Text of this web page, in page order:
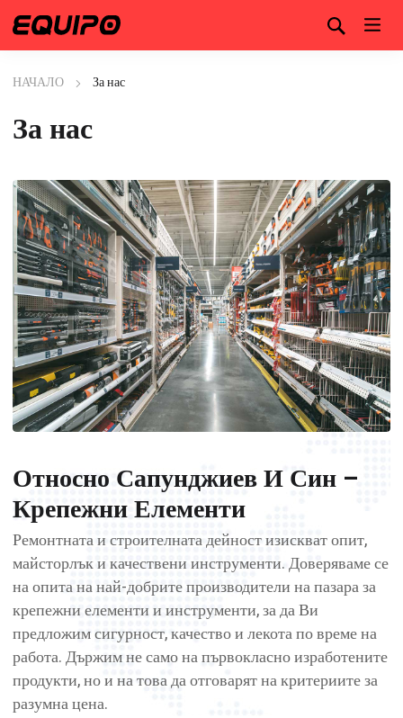
НАЧАЛО За нас
За нас
Относно Сапунджиев И Син –
Крепежни Елементи
Ремонтната и строителната дейност изискват опит,
майсторлък и качествени инструменти. Доверяваме се
на опита на най-добрите производители на пазара за
крепежни елементи и инструменти, за да Ви
предложим сигурност, качество и лекота по време на
работа. Държим не само на първокласно изработените
продукти, но и на това да отговарят на критериите за
разумна цена.